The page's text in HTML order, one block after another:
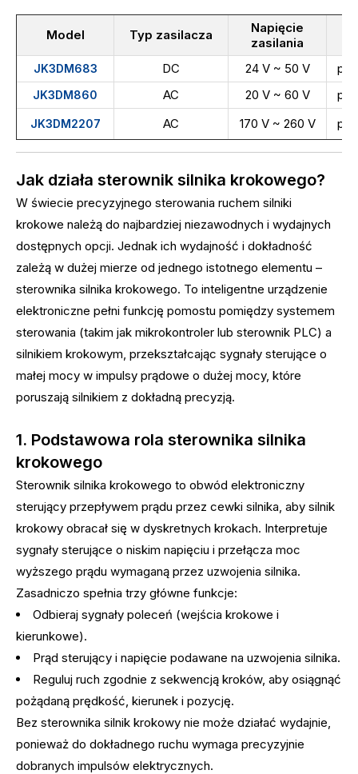
Model Typ zasilacza
Napięcie
zasilania
JK3DM683 DC 24 V ~ 50 V
JK3DM860 AC 20 V ~ 60 V
JK3DM2207 AC 170 V ~ 260 V
Jak działa sterownik silnika krokowego?
W świecie precyzyjnego sterowania ruchem silniki
krokowe należą do najbardziej niezawodnych i wydajnych
dostępnych opcji. Jednak ich wydajność i dokładność
zależą w dużej mierze od jednego istotnego elementu –
sterownika silnika krokowego. To inteligentne urządzenie
elektroniczne pełni funkcję pomostu pomiędzy systemem
sterowania (takim jak mikrokontroler lub sterownik PLC) a
silnikiem krokowym, przekształcając sygnały sterujące o
małej mocy w impulsy prądowe o dużej mocy, które
poruszają silnikiem z dokładną precyzją.
1. Podstawowa rola sterownika silnika
krokowego
Sterownik silnika krokowego to obwód elektroniczny
sterujący przepływem prądu przez cewki silnika, aby silnik
krokowy obracał się w dyskretnych krokach. Interpretuje
sygnały sterujące o niskim napięciu i przełącza moc
wyższego prądu wymaganą przez uzwojenia silnika.
Zasadniczo spełnia trzy główne funkcje:
Odbieraj sygnały poleceń (wejścia krokowe i
kierunkowe).
Prąd sterujący i napięcie podawane na uzwojenia silnika.
Reguluj ruch zgodnie z sekwencją kroków, aby osiągnąć
pożądaną prędkość, kierunek i pozycję.
Bez sterownika silnik krokowy nie może działać wydajnie,
ponieważ do dokładnego ruchu wymaga precyzyjnie
dobranych impulsów elektrycznych.